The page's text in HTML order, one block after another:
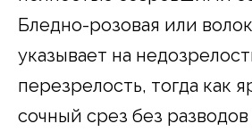
Бледно-розовая или
указывает на
перезрелость, тогда как
сочный срез без